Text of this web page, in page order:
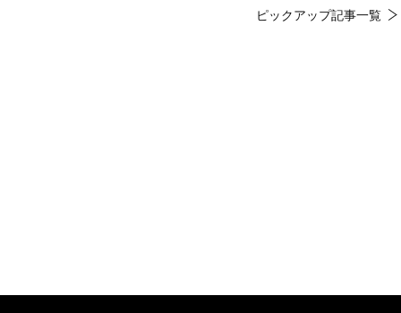
ピックアップ記事一覧